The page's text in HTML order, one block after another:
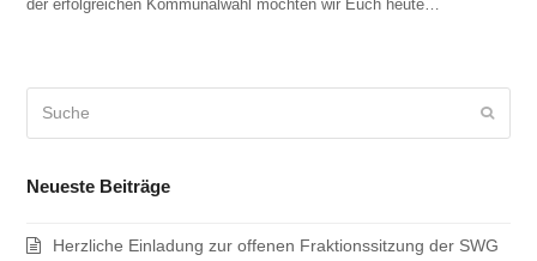
der erfolgreichen Kommunalwahl möchten wir Euch heute…
Neueste Beiträge
Herzliche Einladung zur offenen Fraktionssitzung der SWG